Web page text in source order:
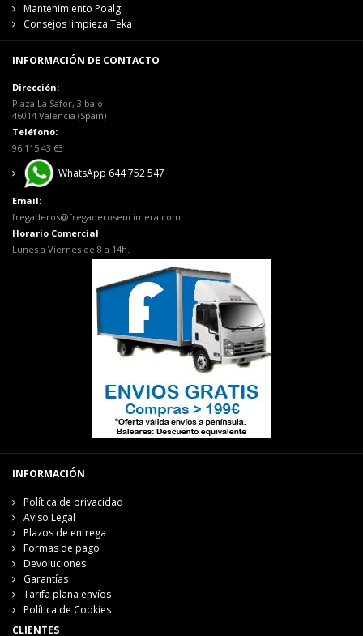
Mantenimiento Poalgi
Consejos limpieza Teka
INFORMACIÓN DE CONTACTO
Dirección:
Plaza La Safor, 3 bajo
46014 Valencia (Spain)
Teléfono:
96 115 43 63
WhatsApp 644 752 547
Email:
fregaderos@fregaderosencimera.com
Horario Comercial
Lunes a Viernes de 8 a 14h.
INFORMACIÓN
Política de privacidad
Aviso Legal
Plazos de entrega
Formas de pago
Devoluciones
Garantías
Tarifa plana envíos
Política de Cookies
CLIENTES